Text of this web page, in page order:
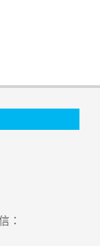
：